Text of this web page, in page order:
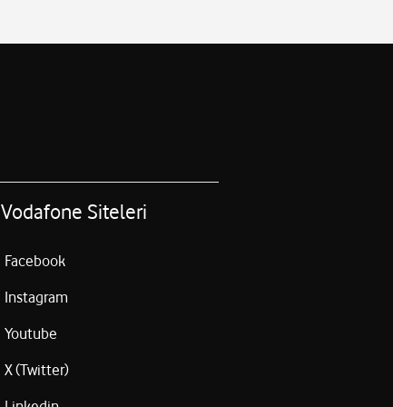
Vodafone Siteleri
Facebook
Instagram
Youtube
X (Twitter)